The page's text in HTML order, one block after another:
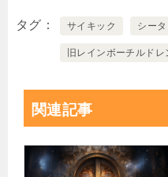
タグ サイキック シー
旧レインボーチルドレ
関連記事